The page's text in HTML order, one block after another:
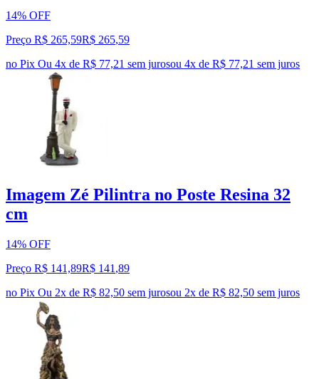
14% OFF
Preço R$ 265,59R$ 265,59
no Pix Ou 4x de R$ 77,21 sem jurosou 4x de R$ 77,21 sem juros
Imagem Zé Pilintra no Poste Resina 32
cm
14% OFF
Preço R$ 141,89R$ 141 ,89
no Pix Ou 2x de R$ 82,50 sem jurosou 2x de R$ 82,50 sem juros